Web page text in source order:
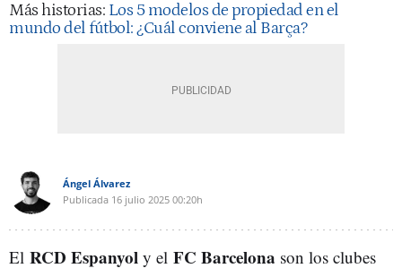
Más historias: Los 5 modelos de propiedad en el
mundo del fútbol: ¿Cuál conviene al Barça?
Ángel Álvarez
Publicada 16 julio 2025 00:20h
El RCD Espanyol y el FC Barcelona son los clubes